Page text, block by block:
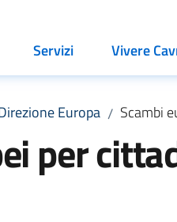
Servizi Vivere
Europa / Scambi
per